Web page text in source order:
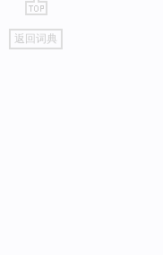
go
top
返回词典